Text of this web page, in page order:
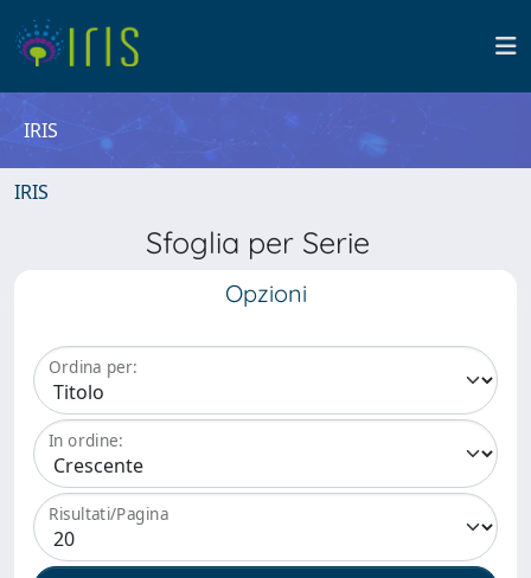
IRIS
IRIS
Sfoglia per Serie
Opzioni
Ordina per:
In ordine:
Risultati/Pagina